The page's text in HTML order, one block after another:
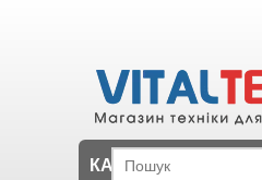
КАТАЛОГ